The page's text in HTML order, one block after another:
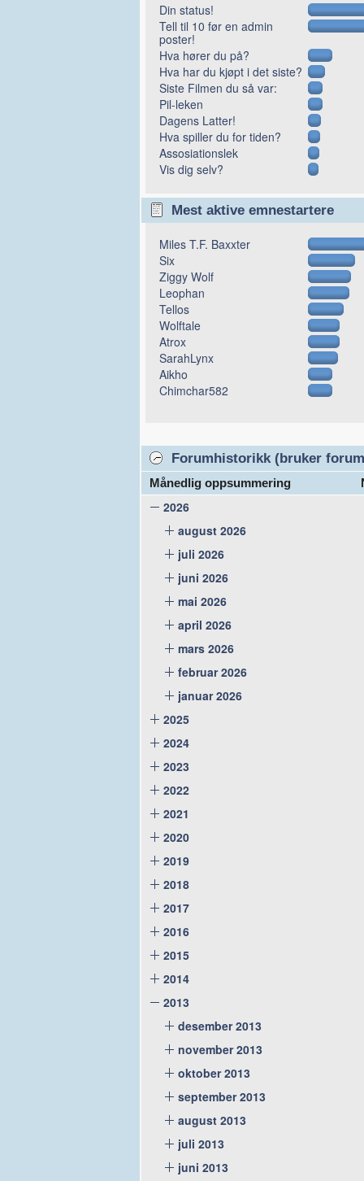
Din status!
Tell til 10 før en admin
poster!
Hva hører du på?
Hva har du kjøpt i det siste?
Siste Filmen du så var:
Pil-leken
Dagens Latter!
Hva spiller du for tiden?
Assosiationslek
Vis dig selv?
Mest aktive emnestartere
Miles T.F. Baxxter
Six
Ziggy Wolf
Leophan
Tellos
Wolftale
Atrox
SarahLynx
Aikho
Chimchar582
Forumhistorikk (bruker
Månedlig oppsummering
2026
august 2026
juli 2026
juni 2026
mai 2026
april 2026
mars 2026
februar 2026
januar 2026
2025
2024
2023
2022
2021
2020
2019
2018
2017
2016
2015
2014
2013
desember 2013
november 2013
oktober 2013
september 2013
august 2013
juli 2013
juni 2013